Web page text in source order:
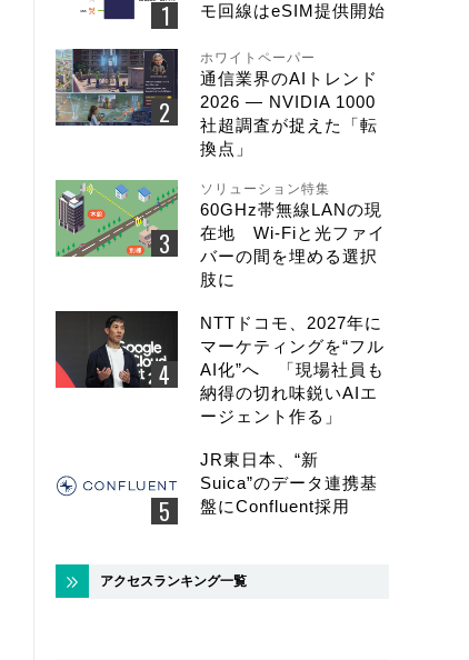
モ回線はeSIM提供開始
ホワイトペーパー
通信業界のAIトレンド
2026 ― NVIDIA 1000
社超調査が捉えた「転
換点」
ソリューション特集
60GHz帯無線LANの現
在地 Wi-Fiと光ファイ
バーの間を埋める選択
肢に
NTTドコモ、2027年に
マーケティングを“フル
AI化”へ 「現場社員も
納得の切れ味鋭いAIエ
ージェント作る」
JR東日本、“新
Suica”のデータ連携基
盤にConfluent採用
アクセスランキング一覧